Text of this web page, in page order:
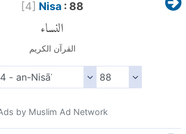
[4] Nisa : 88
النساء
القرآن الكريم
by Muslim Ad Network